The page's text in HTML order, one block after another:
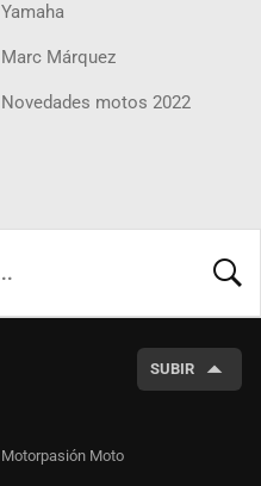
Yamaha
Marc Márquez
Novedades motos 2022
SUBIR
Motorpasión Moto